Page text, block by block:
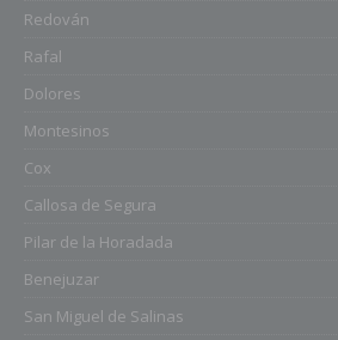
Redován
Rafal
Dolores
Montesinos
Cox
Callosa de Segura
Pilar de la Horadada
Benejuzar
San Miguel de Salinas